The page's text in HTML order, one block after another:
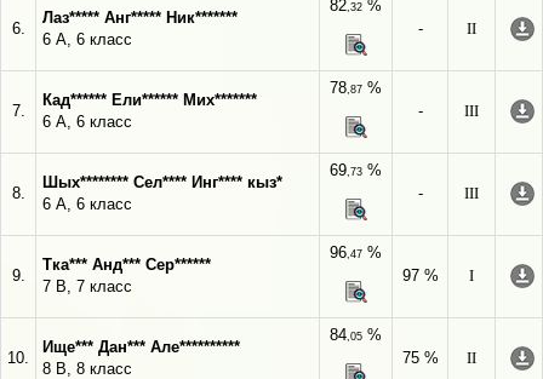
6.
Лаз***** Анг***** Ник*******
6 А, 6 класс
82,32 %
-
II
7.
Кад****** Ели****** Мих*******
6 А, 6 класс
78,87 %
-
III
8.
Шых******** Сел**** Инг**** кыз*
6 А, 6 класс
69,73 %
-
III
9.
Тка*** Анд*** Сер******
7 В, 7 класс
96,47 %
97 %
I
10.
Ище*** Дан*** Але**********
8 В, 8 класс
84,05 %
75 %
II